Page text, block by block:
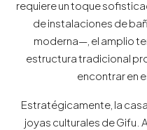
requiere un toque
de instalaciones de
moderna—, el amplio
estructura tradicional
encontrar en
Estratégicamente, la
joyas culturales de Gifu.